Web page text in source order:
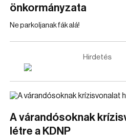
önkormányzata
Ne parkoljanak fák alá!
Hirdetés
A várandósoknak
létre a KDNP